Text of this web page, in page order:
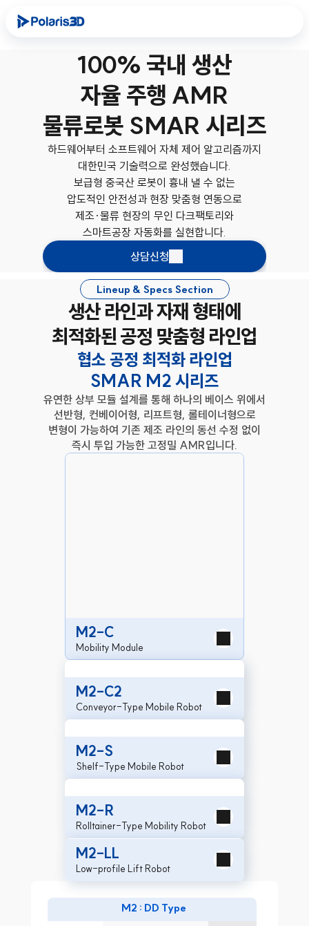
Lineup & Specs Section
생산 라인과 자재 형태에
최적화된 공정 맞춤형 라인업
협소 공정 최적화 라인업
SMAR M2 시리즈
유연한 상부 모듈 설계를 통해 하나의 베이스 위에서
선반형, 컨베이어형, 리프트형, 롤테이너형으로
변형이 가능하여 기존 제조 라인의 동선 수정 없이
즉시 투입 가능한 고정밀 AMR입니다.
M2 : DD Type
구동 방식
M2-C
Mobility Module
M2-C2
Conveyor-Type Mobile Robot
M2-S
Shelf-Type Mobile Robot
M2-R
Rolltainer-Type Mobility Robot
M2-LL
Low-profile Lift Robot
100% 국내 생산
자율 주행 AMR
물류로봇 SMAR 시리즈
하드웨어부터 소프트웨어 자체 제어 알고리즘까지
대한민국 기술력으로 완성했습니다.
보급형 중국산 로봇이 흉내 낼 수 없는
압도적인 안전성과 현장 맞춤형 연동으로
제조·물류 현장의 무인 다크팩토리와
스마트공장 자동화를 실현합니다.
상담신청